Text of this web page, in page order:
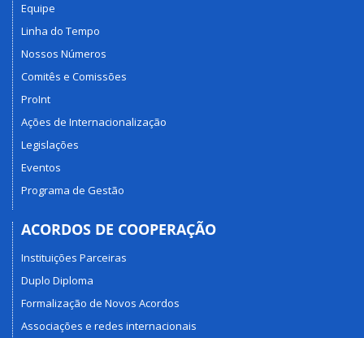
Equipe
Linha do Tempo
Nossos Números
Comitês e Comissões
ProInt
Ações de Internacionalização
Legislações
Eventos
Programa de Gestão
ACORDOS DE COOPERAÇÃO
Instituições Parceiras
Duplo Diploma
Formalização de Novos Acordos
Associações e redes internacionais